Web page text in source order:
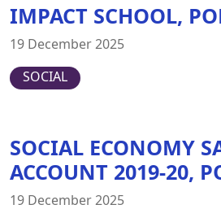
IMPACT SCHOOL,
19 December 2025
SOCIAL
SOCIAL ECONOMY
ACCOUNT 2019-20,
19 December 2025